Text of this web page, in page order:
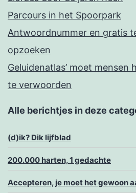
Parcours in het Spoorpark
Antwoordnummer en gratis
opzoeken
Geluidenatlas’ moet mensen
te verwoorden
Alle berichtjes in deze
(d)ik? Dik lijfblad
200.000 harten, 1 gedachte
Accepteren, je moet het gewoon